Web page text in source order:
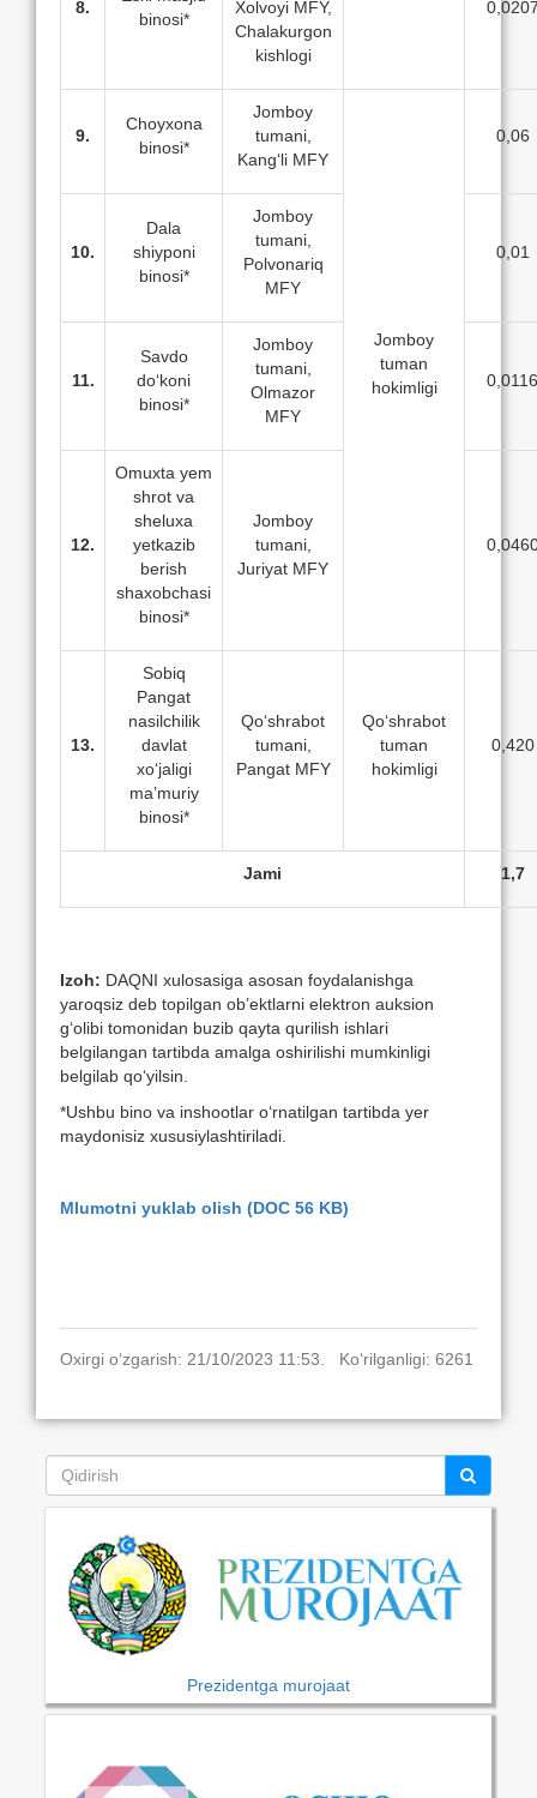
8.
binosi*
Xolvoyi MFY,
Chalakurgon
kishlogi
9.
Choyxona
binosi*
Jomboy
tumani,
Kang‘li MFY
Jomboy
tuman
hokimligi
0,06
10.
Dala
shiyponi
binosi*
Jomboy
tumani,
Polvonariq
MFY
0,01
11.
Savdo
do‘koni
binosi*
Jomboy
tumani,
Olmazor
MFY
0,0116
12.
Omuxta yem
shrot va
sheluxa
yetkazib
berish
shaxobchasi
binosi*
Jomboy
tumani,
Juriyat MFY
13.
Sobiq
Pangat
nasilchilik
davlat
xo‘jaligi
ma’muriy
binosi*
Qo‘shrabot
tumani,
Pangat MFY
Qo‘shrabot
tuman
hokimligi
0,420
Jami 1,7
Izoh: DAQNI xulosasiga asosan foydalanishga
yaroqsiz deb topilgan ob’ektlarni elektron auksion
g‘olibi tomonidan buzib qayta qurilish ishlari
belgilangan tartibda amalga oshirilishi mumkinligi
belgilab qo‘yilsin.
*Ushbu bino va inshootlar o‘rnatilgan tartibda yer
maydonisiz xususiylashtiriladi.
Mlumotni yuklab olish (DOC 56 KB)
Oxirgi o‘zgarish: 21/10/2023 11:53. Ko‘rilganligi: 6261
Prezidentga murojaat